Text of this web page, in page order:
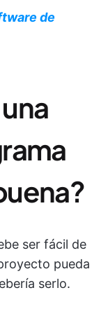
de
ser fácil de
pueda
serlo.